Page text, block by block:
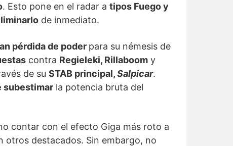
. Esto pone en el radar a tipos Fuego y
de inmediato.
pérdida de poder para su némesis de
contra Regieleki, Rillaboom y
de su STAB principal,Salpicar.
subestimar la potencia bruta del
contar con el efecto Giga más roto a
otros destacados. Sin embargo, no